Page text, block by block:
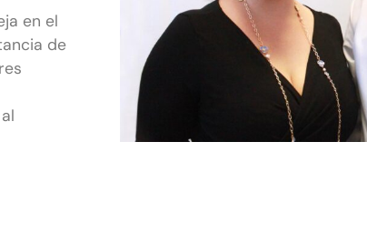
en el
de